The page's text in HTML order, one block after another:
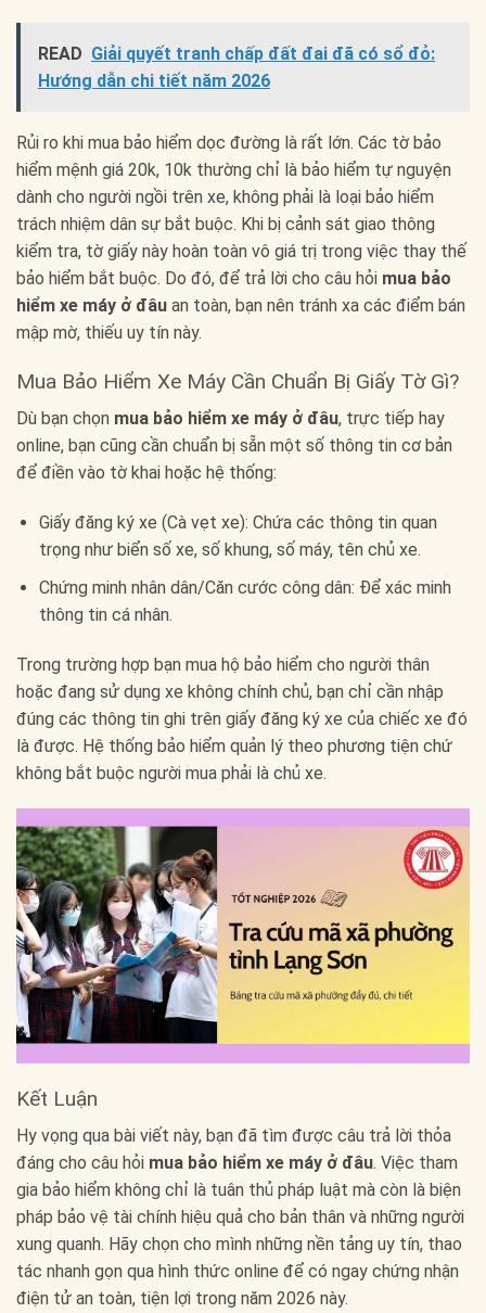
READ Giải quyết tranh chấp đất đai đã có sổ đỏ:
Hướng dẫn chi tiết năm 2026
Rủi ro khi mua bảo hiểm dọc đường là rất lớn. Các tờ bảo
hiểm mệnh giá 20k, 10k thường chỉ là bảo hiểm tự nguyện
dành cho người ngồi trên xe, không phải là loại bảo hiểm
trách nhiệm dân sự bắt buộc. Khi bị cảnh sát giao thông
kiểm tra, tờ giấy này hoàn toàn vô giá trị trong việc thay thế
bảo hiểm bắt buộc. Do đó, để trả lời cho câu hỏi mua bảo
hiểm xe máy ở đâu an toàn, bạn nên tránh xa các điểm bán
mập mờ, thiếu uy tín này.
Mua Bảo Hiểm Xe Máy Cần Chuẩn Bị Giấy Tờ Gì?
Dù bạn chọn mua bảo hiểm xe máy ở đâu, trực tiếp hay
online, bạn cũng cần chuẩn bị sẵn một số thông tin cơ bản
để điền vào tờ khai hoặc hệ thống:
Giấy đăng ký xe (Cà vẹt xe): Chứa các thông tin quan
trọng như biển số xe, số khung, số máy, tên chủ xe.
Chứng minh nhân dân/Căn cước công dân: Để xác minh
thông tin cá nhân.
Trong trường hợp bạn mua hộ bảo hiểm cho người thân
hoặc đang sử dụng xe không chính chủ, bạn chỉ cần nhập
đúng các thông tin ghi trên giấy đăng ký xe của chiếc xe đó
là được. Hệ thống bảo hiểm quản lý theo phương tiện chứ
không bắt buộc người mua phải là chủ xe.
Kết Luận
Hy vọng qua bài viết này, bạn đã tìm được câu trả lời thỏa
đáng cho câu hỏi mua bảo hiểm xe máy ở đâu. Việc tham
gia bảo hiểm không chỉ là tuân thủ pháp luật mà còn là biện
pháp bảo vệ tài chính hiệu quả cho bản thân và những người
xung quanh. Hãy chọn cho mình những nền tảng uy tín, thao
tác nhanh gọn qua hình thức online để có ngay chứng nhận
điện tử an toàn, tiện lợi trong năm 2026 này.